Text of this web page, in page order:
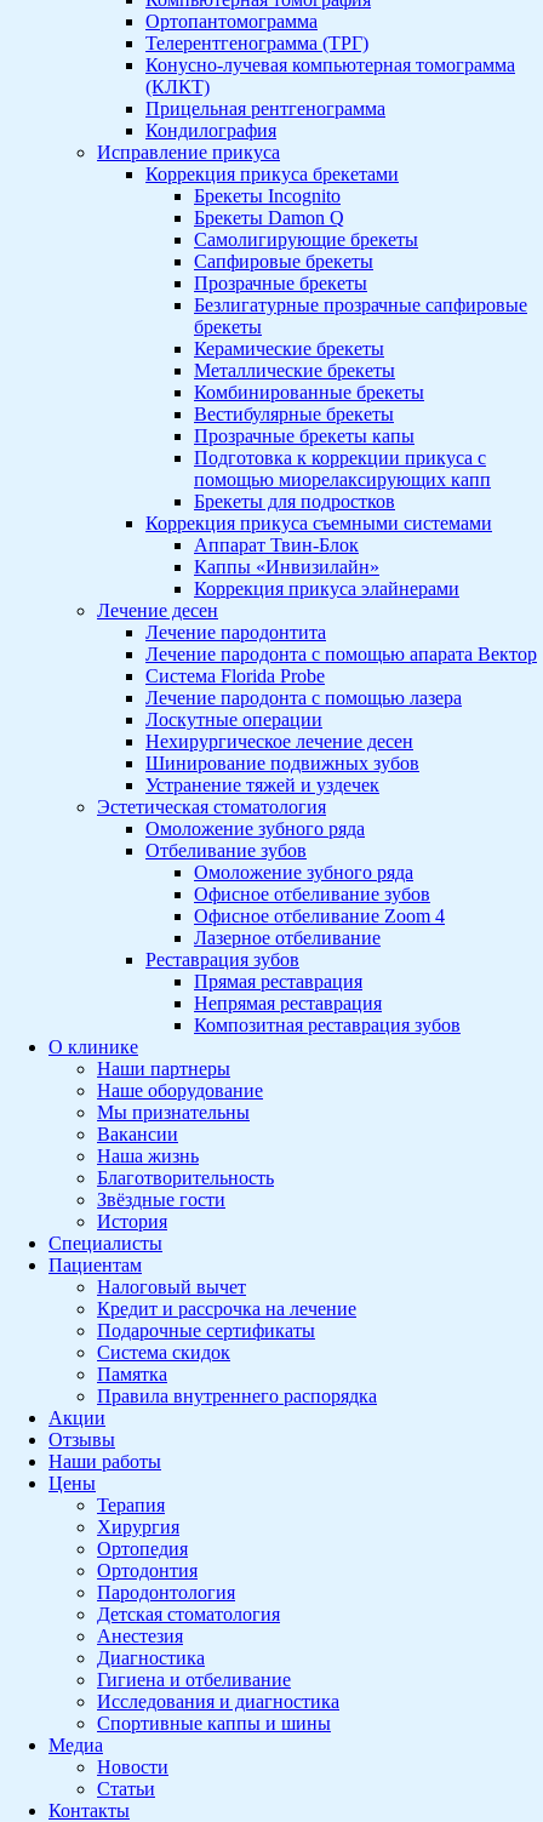
Ортопантомограмма
Телерентгенограмма (ТРГ)
Конусно-лучевая компьютерная томограмма
(КЛКТ)
Прицельная рентгенограмма
Кондилография
Исправление прикуса
Коррекция прикуса брекетами
Брекеты Incognito
Брекеты Damon Q
Самолигирующие брекеты
Сапфировые брекеты
Прозрачные брекеты
Безлигатурные прозрачные сапфировые
брекеты
Керамические брекеты
Металлические брекеты
Комбинированные брекеты
Вестибулярные брекеты
Прозрачные брекеты капы
Подготовка к коррекции прикуса с
помощью миорелаксирующих капп
Брекеты для подростков
Коррекция прикуса съемными системами
Аппарат Твин-Блок
Каппы «Инвизилайн»
Коррекция прикуса элайнерами
Лечение десен
Лечение пародонтита
Лечение пародонта с помощью апарата Вектор
Система Florida Probe
Лечение пародонта с помощью лазера
Лоскутные операции
Нехирургическое лечение десен
Шинирование подвижных зубов
Устранение тяжей и уздечек
Эстетическая стоматология
Омоложение зубного ряда
Отбеливание зубов
Омоложение зубного ряда
Офисное отбеливание зубов
Офисное отбеливание Zoom 4
Лазерное отбеливание
Реставрация зубов
Прямая реставрация
Непрямая реставрация
Композитная реставрация зубов
О клинике
Наши партнеры
Наше оборудование
Мы признательны
Вакансии
Наша жизнь
Благотворительность
Звёздные гости
История
Специалисты
Пациентам
Налоговый вычет
Кредит и рассрочка на лечение
Подарочные сертификаты
Система скидок
Памятка
Правила внутреннего распорядка
Акции
Отзывы
Наши работы
Цены
Терапия
Хирургия
Ортопедия
Ортодонтия
Пародонтология
Детская стоматология
Анестезия
Диагностика
Гигиена и отбеливание
Исследования и диагностика
Спортивные каппы и шины
Медиа
Новости
Статьи
Контакты